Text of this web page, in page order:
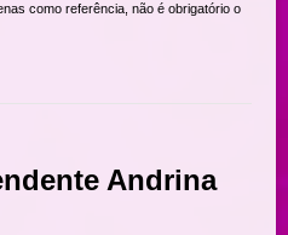
como referência, não é obrigatório o
Andrina